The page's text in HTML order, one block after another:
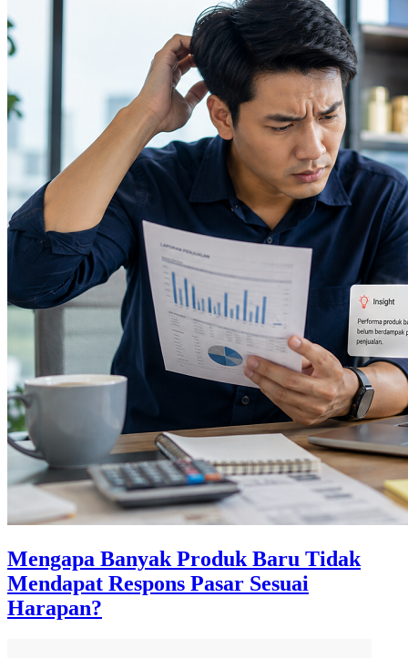
Mengapa Banyak Produk Baru Tidak
Mendapat Respons Pasar Sesuai
Harapan?